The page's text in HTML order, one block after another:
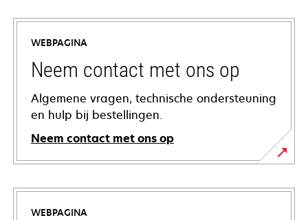
WEBPAGINA
Neem contact met ons op
Algemene vragen, technische ondersteuning
en hulp bij bestellingen.
Neem contact met ons op
WEBPAGINA